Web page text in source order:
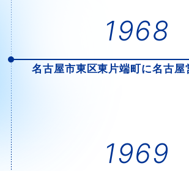
1968
名古屋市東区東片端町に名古屋
1969